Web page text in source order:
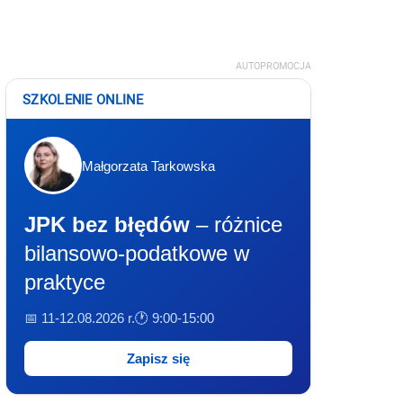
AUTOPROMOCJA
SZKOLENIE ONLINE
Małgorzata Tarkowska
JPK bez błędów – różnice
bilansowo-podatkowe w
praktyce
📅 11-12.08.2026 r.🕐 9:00-15:00
Zapisz się